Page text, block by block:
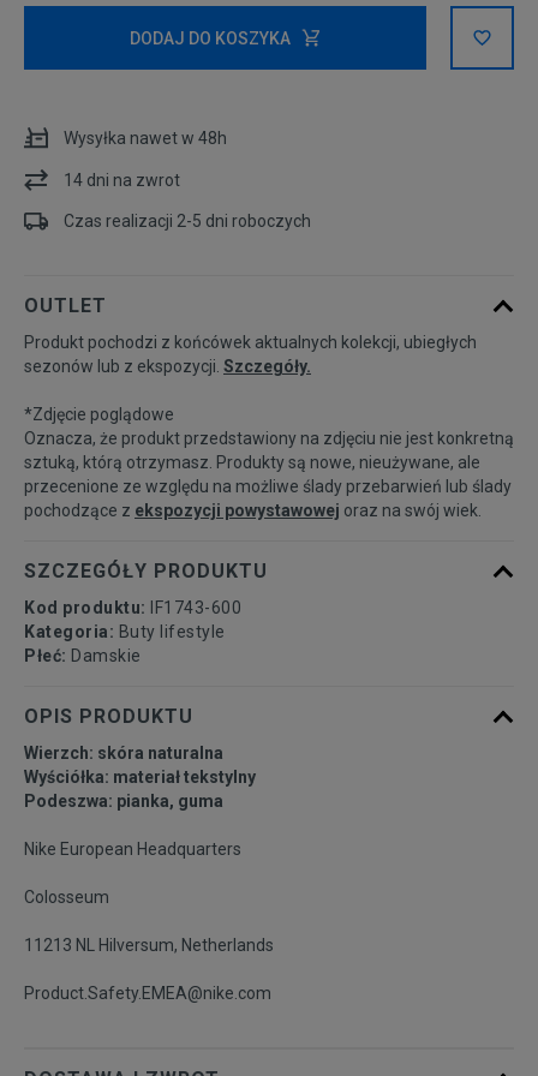
36 22,5 cm
36,5 23 cm
38 24 cm Powiadom o dostępności
38,5 24,5 cm
39 25 cm Powiadom o dostępności
40 25,5 cm
40,5 26 cm
42 27 cm
43
DODAJ DO KOSZYKA
Wysyłka nawet w 48h
14 dni na zwrot
Czas realizacji 2-5 dni roboczych
OUTLET
Produkt pochodzi z końcówek aktualnych kolekcji, ubiegłych
sezonów lub z ekspozycji. Szczegóły.
*Zdjęcie poglądowe
Oznacza, że produkt przedstawiony na zdjęciu nie jest konkretną
sztuką, którą otrzymasz. Produkty są nowe, nieużywane, ale
przecenione ze względu na możliwe ślady przebarwień lub ślady
pochodzące z ekspozycji powystawowej oraz na swój wiek.
SZCZEGÓŁY PRODUKTU
Kod produktu:
IF1743-600
Kategoria: Buty lifestyle
Płeć: Damskie
OPIS PRODUKTU
Wierzch: skóra naturalna
Wyściółka: materiał tekstylny
Podeszwa: pianka, guma
Nike European Headquarters
Colosseum
11213 NL Hilversum, Netherlands
Product.Safety.EMEA@nike.com